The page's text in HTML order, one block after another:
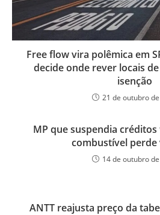
Free flow vira polêmica em
decide onde rever locais
isenção
21 de outubro
MP que suspendia
combustível perde
14 de outubro
ANTT reajusta preço da